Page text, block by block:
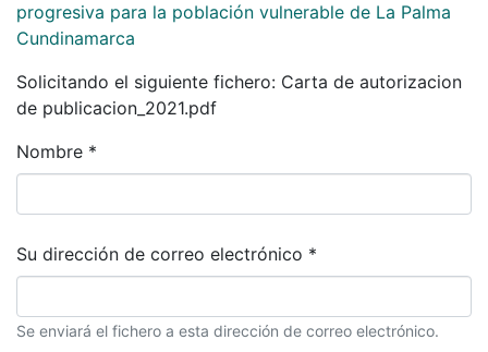
progresiva para la población vulnerable de La Palma
Cundinamarca
Solicitando el siguiente fichero: Carta de autorizacion
de publicacion_2021.pdf
Nombre *
Su dirección de correo electrónico *
Se enviará el fichero a esta dirección de correo electrónico.